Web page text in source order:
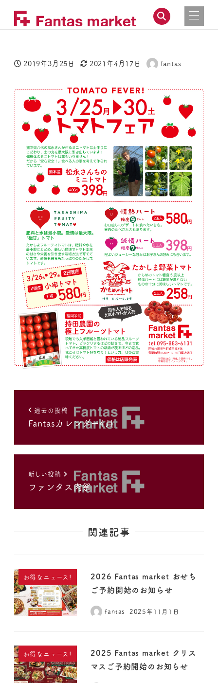
投稿日
2019年3月25日
更新日
2021年4月17日
著
fantas
過去の投稿
Fantasカレンダー4月
新しい投稿
ファンタス肉祭
関連記事
お得なニュース!
2026 Fantas market おせち
ご予約開始のお知らせ
fantas 2025年11月1日
お得なニュース!
2025 Fantas market クリス
マスご予約開始のお知らせ